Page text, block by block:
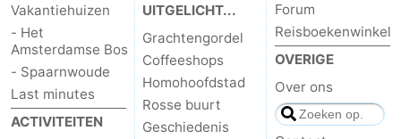
Vakantiehuizen
- Het
Amsterdamse Bos
- Spaarnwoude
Last minutes
ACTIVITEITEN
UITGELICHT...
Grachtengordel
Coffeeshops
Homohoofdstad
Rosse buurt
Geschiedenis
Forum
Reisboekenwinkel
OVERIGE
Over ons